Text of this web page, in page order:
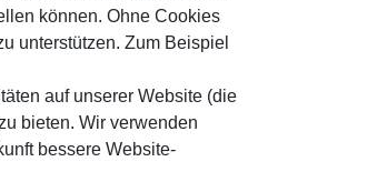
können. Ohne Cookies
unterstützen. Zum Beispiel
auf unserer Website (die
bieten. Wir verwenden
bessere Website-